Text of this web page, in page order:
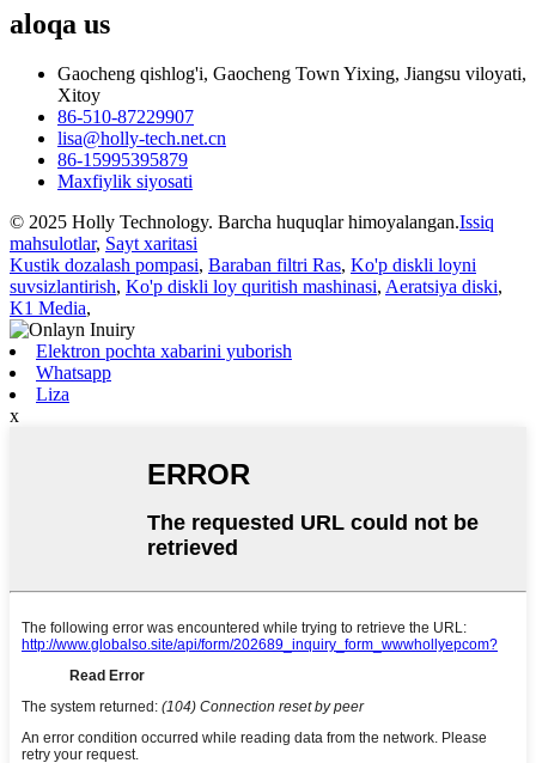
aloqa us
Gaocheng qishlog'i, Gaocheng Town Yixing, Jiangsu viloyati,
Xitoy
86-510-87229907
lisa@holly-tech.net.cn
86-15995395879
Maxfiylik siyosati
© 2025 Holly Technology. Barcha huquqlar himoyalangan.Issiq
mahsulotlar, Sayt xaritasi
Kustik dozalash pompasi, Baraban filtri Ras, Ko'p diskli loyni
suvsizlantirish, Ko'p diskli loy quritish mashinasi, Aeratsiya diski,
K1 Media,
Elektron pochta xabarini yuborish
Whatsapp
Liza
x